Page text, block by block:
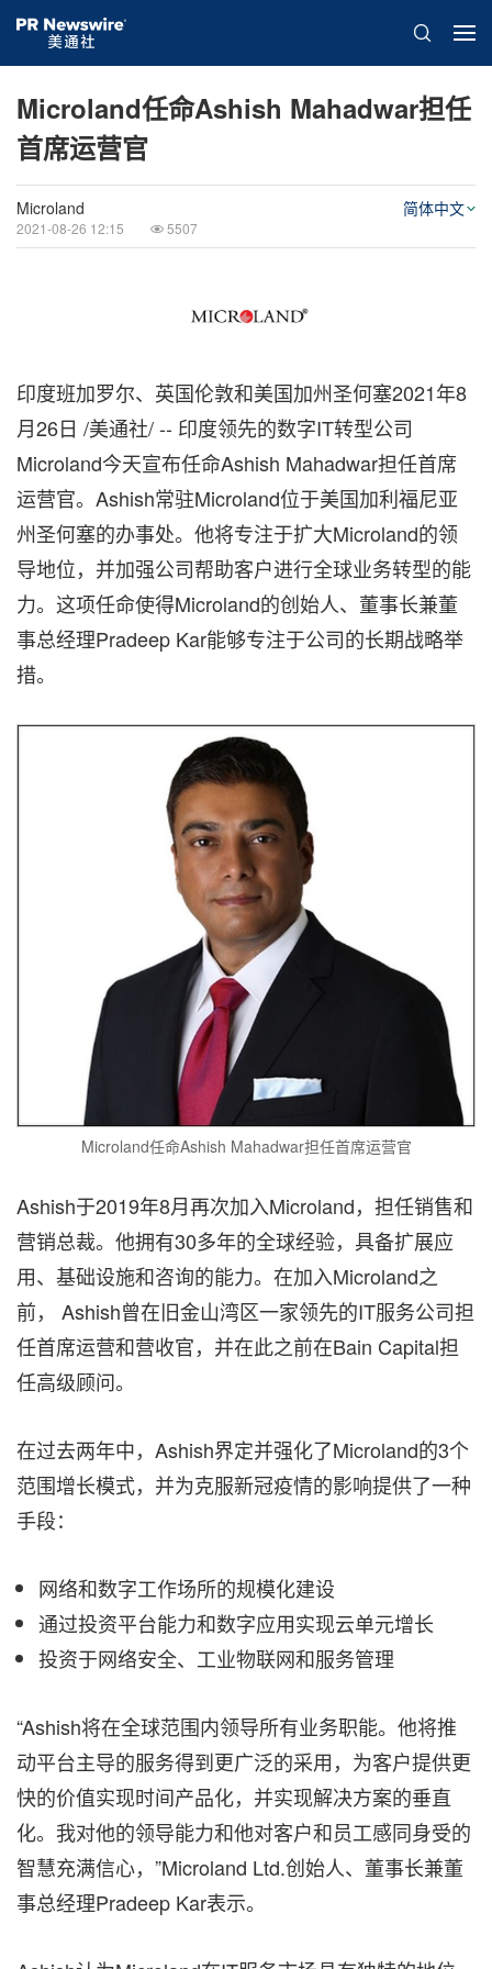
Microland任命Ashish Mahadwar担任
首席运营官
Microland
2021-08-26 12:15 5507
简体中文
印度班加罗尔、英国伦敦和美国加州圣何塞2021年8
月26日 /美通社/ -- 印度领先的数字IT转型公司
Microland今天宣布任命Ashish Mahadwar担任首席
运营官。Ashish常驻Microland位于美国加利福尼亚
州圣何塞的办事处。他将专注于扩大Microland的领
导地位，并加强公司帮助客户进行全球业务转型的能
力。这项任命使得Microland的创始人、董事长兼董
事总经理Pradeep Kar能够专注于公司的长期战略举
措。
Microland任命Ashish Mahadwar担任首席运营官
Ashish于2019年8月再次加入Microland，担任销售和
营销总裁。他拥有30多年的全球经验，具备扩展应
用、基础设施和咨询的能力。在加入Microland之
前， Ashish曾在旧金山湾区一家领先的IT服务公司担
任首席运营和营收官，并在此之前在Bain Capital担
任高级顾问。
在过去两年中，Ashish界定并强化了Microland的3个
范围增长模式，并为克服新冠疫情的影响提供了一种
手段：
网络和数字工作场所的规模化建设
通过投资平台能力和数字应用实现云单元增长
投资于网络安全、工业物联网和服务管理
“Ashish将在全球范围内领导所有业务职能。他将推
动平台主导的服务得到更广泛的采用，为客户提供更
快的价值实现时间产品化，并实现解决方案的垂直
化。我对他的领导能力和他对客户和员工感同身受的
智慧充满信心，”Microland Ltd.创始人、董事长兼董
事总经理Pradeep Kar表示。